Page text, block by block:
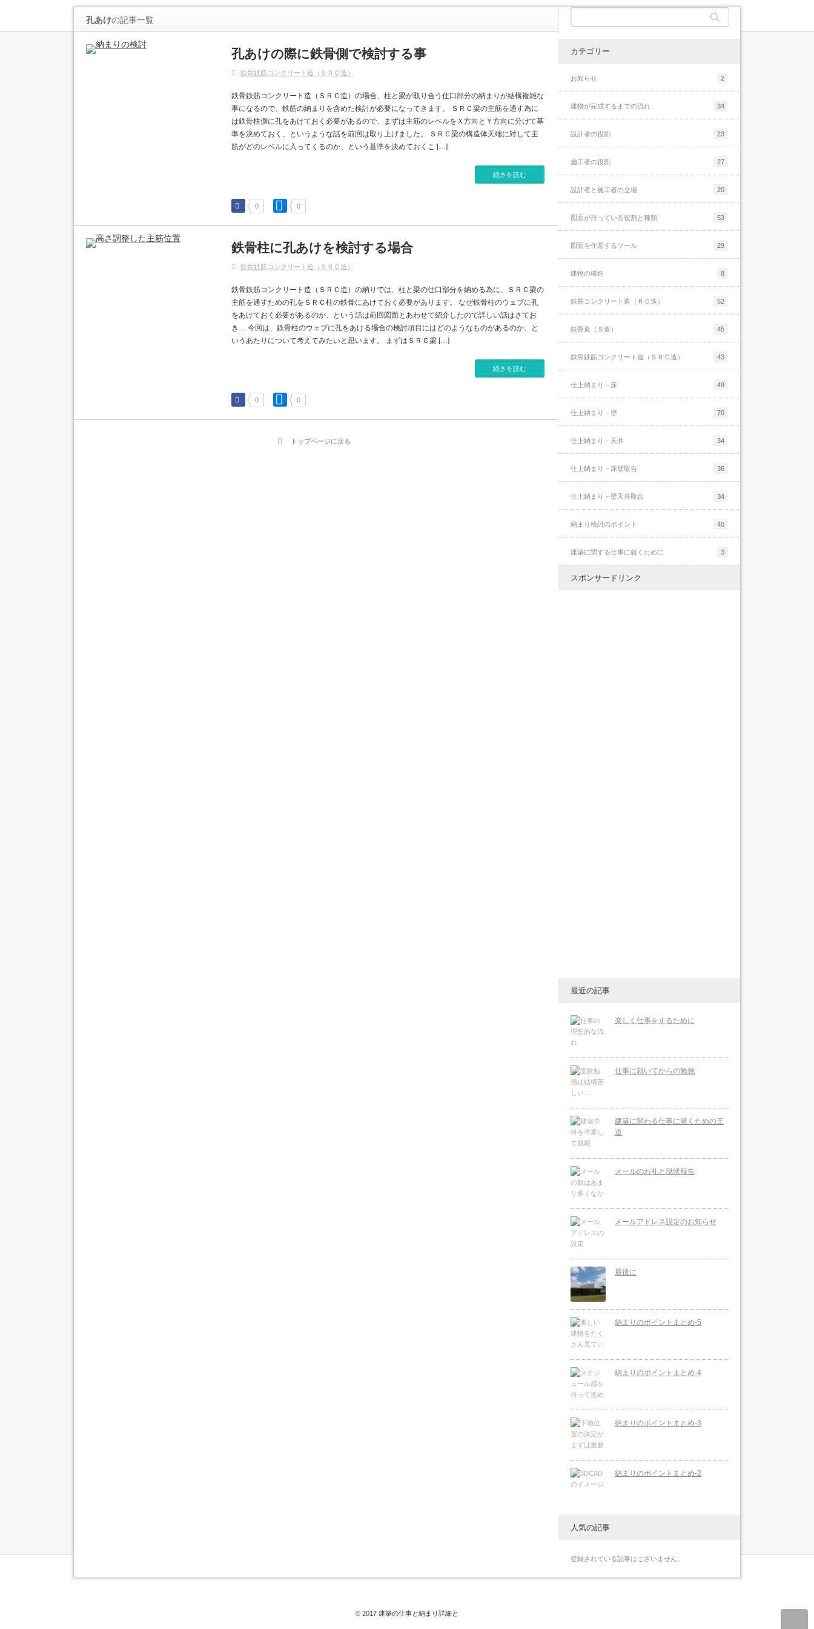
続きを読む
で、解説している私自身の個人的な見解にな
が…それでも建築関連の仕事で長いことご飯
を色々としてきました。運営者である私が知
が下手で長くなってしまいましたが、一応サ
イトとしてはフィニッシュしたつもりでいま
す。時々アクセス数などを確認しています
が、結構たくさんの方に閲覧して頂けるよう
になり、情[...]
続きを読む
最後に
さて、前回までの話では、建物の納まりを検
討していく為のポイントを簡単にまとめてみ
る事に挑戦しましたが、あまり上手くいきま
せんでした。まとめと言いつつも、このまと
めにも概要が必要だと思うくらいに長くなっ
感じになっていますが…ある程度ボリューム
や振り方などは本で読めば知識として充分頭
メールアドレス設定のお知らせ
最後に
納まりのポイントまとめ-5
孔あけの記事一覧
孔あけの際に鉄骨側で検討する事
鉄骨鉄筋コンクリート造（ＳＲＣ造）
鉄骨鉄筋コンクリート造（ＳＲＣ造）の場合、柱と梁が取り合う仕口部分の納まりが結構複雑な
事になるので、鉄筋の納まりを含めた検討が必要になってきます。 ＳＲＣ梁の主筋を通す為に
は鉄骨柱側に孔をあけておく必要があるので、まずは主筋のレベルをＸ方向とＹ方向に分けて基
準を決めておく、というような話を前回は取り上げました。 ＳＲＣ梁の構造体天端に対して主
筋がどのレベルに入ってくるのか、という基準を決めておくこ […]
続きを読む
0 0
鉄骨柱に孔あけを検討する場合
鉄骨鉄筋コンクリート造（ＳＲＣ造）
鉄骨鉄筋コンクリート造（ＳＲＣ造）の納りでは、柱と梁の仕口部分を納める為に、ＳＲＣ梁の
主筋を通すための孔をＳＲＣ柱の鉄骨にあけておく必要があります。 なぜ鉄骨柱のウェブに孔
をあけておく必要があるのか、という話は前回図面とあわせて紹介したので詳しい話はさてお
き… 今回は、鉄骨柱のウェブに孔をあける場合の検討項目にはどのようなものがあるのか、と
いうあたりについて考えてみたいと思います。 まずはＳＲＣ梁 […]
続きを読む
0 0
トップページに戻る
カテゴリー
お知らせ 2
建物が完成するまでの流れ 34
設計者の役割 23
施工者の役割 27
設計者と施工者の立場 20
図面が持っている役割と種類 53
図面を作図するツール 29
建物の構造 8
鉄筋コンクリート造（ＲＣ造） 52
鉄骨造（Ｓ造） 45
鉄骨鉄筋コンクリート造（ＳＲＣ造） 43
仕上納まり－床 49
仕上納まり－壁 70
仕上納まり－天井 34
仕上納まり－床壁取合 36
仕上納まり－壁天井取合 34
納まり検討のポイント 40
建築に関する仕事に就くために 3
スポンサードリンク
最近の記事
楽しく仕事をするために
仕事に就いてからの勉強
建築に関わる仕事に就くための王
道
メールのお礼と現状報告
メールアドレス設定のお知らせ
最後に
納まりのポイントまとめ-5
納まりのポイントまとめ-4
納まりのポイントまとめ-3
納まりのポイントまとめ-2
人気の記事
登録されている記事はございません。
© 2017 建築の仕事と納まり詳細と